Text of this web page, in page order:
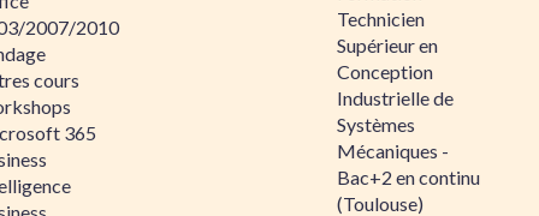
2007/2010
cours
365
Technicien
Supérieur en
Conception
Industrielle de
Systèmes
Mécaniques -
Bac+2 en continu
(Toulouse)